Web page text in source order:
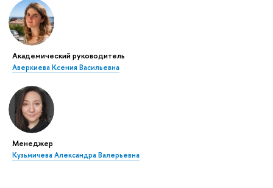
Академический руководитель
Аверкиева Ксения Васильевна
Менеджер
Кузьмичева Александра Валерьевна